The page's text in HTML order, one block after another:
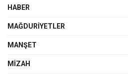
HABER
MAĞDURIYETLER
MANŞET
MIZAH